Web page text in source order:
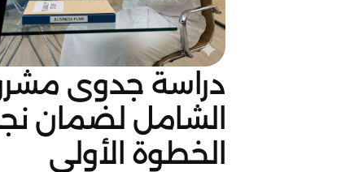
دراسة جدوى
الشامل لضمان
الخطوة الأولى